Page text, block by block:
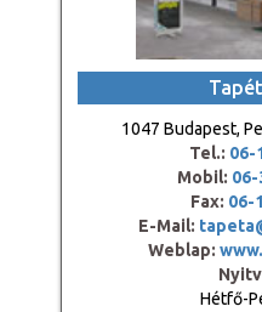
1047 Budapest,
Tel.: 06-
Mobil:
Fax: 06-
E-Mail:
Weblap:
Hétfő-